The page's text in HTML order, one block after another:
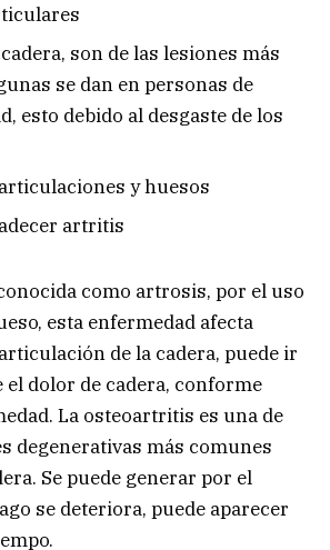
son de las lesiones más
se dan en personas de
esto debido al desgaste de los
y huesos
artritis
como artrosis, por el uso
esta enfermedad afecta
de la cadera, puede ir
dolor de cadera, conforme
La osteoartritis es una de
degenerativas más comunes
Se puede generar por el
se deteriora, puede aparecer